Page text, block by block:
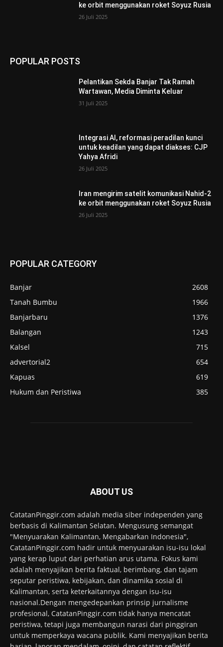
ke orbit menggunakan roket Soyuz Rusia
26 Juli 2025
POPULAR POSTS
Pelantikan Sekda Banjar Tak Ramah
Wartawan, Media Diminta Keluar
31 Juli 2025
Integrasi AI, reformasi peradilan kunci
untuk keadilan yang dapat diakses: CJP
Yahya Afridi
26 Juli 2025
Iran mengirim satelit komunikasi Nahid-2
ke orbit menggunakan roket Soyuz Rusia
26 Juli 2025
POPULAR CATEGORY
Banjar
2608
Tanah Bumbu
1966
Banjarbaru
1376
Balangan
1243
Kalsel
715
advertorial2
654
Kapuas
619
Hukum dan Peristiwa
385
ABOUT US
CatatanPinggir.com adalah media siber independen yang
berbasis di Kalimantan Selatan. Mengusung semangat
"Menyuarakan Kalimantan, Mengabarkan Indonesia",
CatatanPinggir.com hadir untuk menyuarakan isu-isu lokal
yang kerap luput dari perhatian arus utama. Fokus kami
adalah menyajikan berita faktual, berimbang, dan tajam
seputar peristiwa, kebijakan, dan dinamika sosial di
Kalimantan, serta keterkaitannya dengan isu-isu
nasional.Dengan mengedepankan prinsip jurnalisme
profesional, CatatanPinggir.com tidak hanya mencatat
peristiwa, tetapi juga membangun narasi dari pinggiran
untuk memperkaya wacana publik. Kami menyajikan berita